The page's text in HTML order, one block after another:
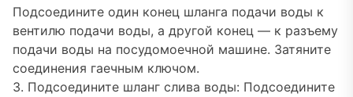
Подсоедините один конец шланга подачи воды к
вентилю подачи воды, а другой конец — к разъему
подачи воды на посудомоечной машине. Затяните
соединения гаечным ключом.
3. Подсоедините шланг слива воды: Подсоедините